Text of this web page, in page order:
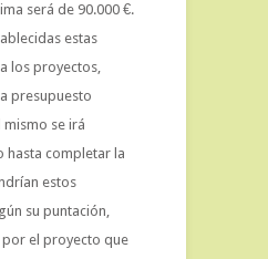
será de 90.000 €.
estas
los proyectos,
presupuesto
se irá
hasta completar la
estos
su puntación,
el proyecto que